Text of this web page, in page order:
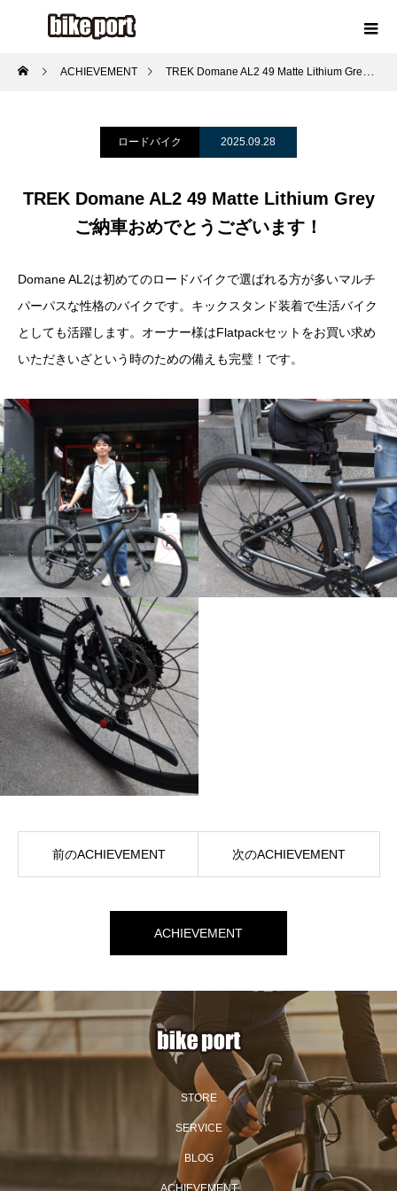
ACHIEVEMENT TREK Domane AL2 49 Matte Lithium Grey ご納車おめでとうございます！
ロードバイク 2025.09.28
TREK Domane AL2 49 Matte Lithium Grey
ご納車おめでとうございます！
Domane AL2は初めてのロードバイクで選ばれる方が多いマルチ
パーパスな性格のバイクです。キックスタンド装着で生活バイク
としても活躍します。オーナー様はFlatpackセットをお買い求め
いただきいざという時のための備えも完璧！です。
前のACHIEVEMENT 次のACHIEVEMENT
ACHIEVEMENT
STORE
SERVICE
BLOG
ACHIEVEMENT